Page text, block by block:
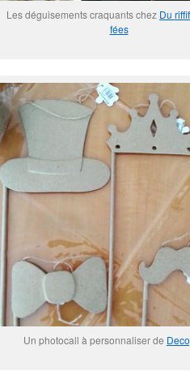
Les déguisements craquants chez Du
fées
Un photocall à personnaliser de